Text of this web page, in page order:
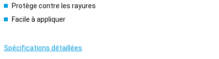
Protège contre les rayures
Facile à appliquer
Spécifications détaillées